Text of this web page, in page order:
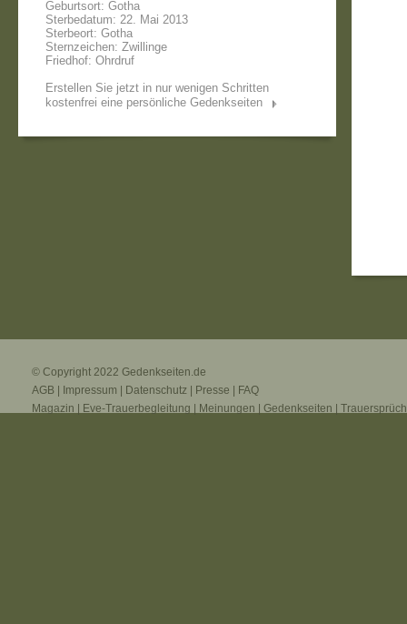
Geburtsort: Gotha
Sterbedatum: 22. Mai 2013
Sterbeort: Gotha
Sternzeichen: Zwillinge
Friedhof: Ohrdruf
Erstellen Sie jetzt in nur wenigen Schritten
kostenfrei eine persönliche Gedenkseiten
© Copyright 2022 Gedenkseiten.de
AGB
Impressum Datenschutz Presse
FAQ
Magazin
Eve-Trauerbegleitung Meinungen Gedenkseiten